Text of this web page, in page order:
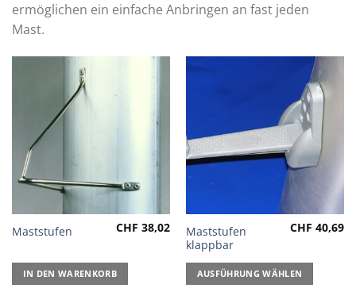
ermöglichen ein einfache Anbringen an fast jeden
Mast.
Maststufen CHF 38,02
IN DEN WARENKORB
Maststufen
klappbar
CHF 40,69
AUSFÜHRUNG WÄHLEN
Dieses
Produkt
weist
mehrere